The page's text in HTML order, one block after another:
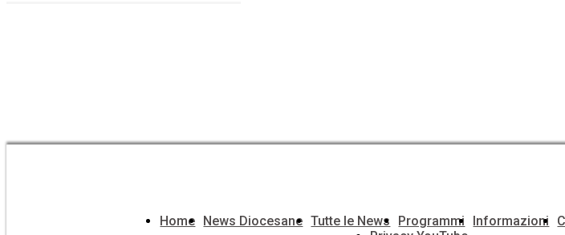
Home News Diocesane Tutte le News Programmi Informazioni